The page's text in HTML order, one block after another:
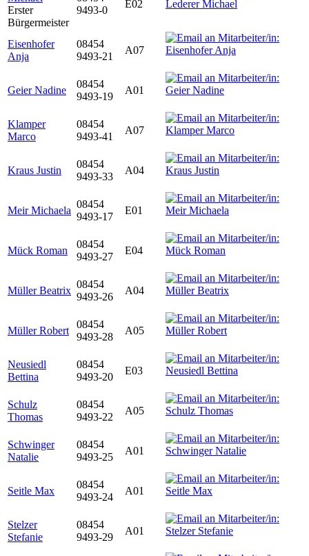
Erster
Bürgermeister
9493-0
E02
Eisenhofer
Anja
08454
9493-21
A07
Geier Nadine
08454
9493-19
A01
Klamper
Marco
08454
9493-41
A07
Kraus Justin
08454
9493-33
A04
Meir Michaela
08454
9493-17
E01
Mück Roman
08454
9493-27
E04
Müller Beatrix
08454
9493-26
A04
Müller Robert
08454
9493-28
A05
Neusiedl
Bettina
08454
9493-20
E03
Schulz
Thomas
08454
9493-22
A05
Schwinger
Natalie
08454
9493-25
A01
Seitle Max
08454
9493-24
A01
Stelzer
Stefanie
08454
9493-29
A01